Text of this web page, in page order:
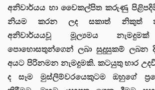
අනිවාර්යය හා වෛකල්පිත කරුණු
නියම කරන ලද සකාත් නිකුත්
අනිවාර්යයවූ මූල්‍යමය
පොහොසතුන්ගෙන් ලබා සුදුසුකම් ලබන
අයට පිරිනමන නැමදුමකි. කටයුතු භාර
ද සෑම මුස්ලිම්වරයෙකුටම ඔහුගේ